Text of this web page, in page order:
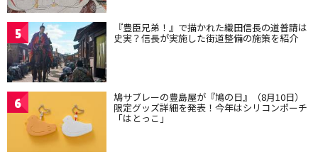
5 『豊臣兄弟！』で描かれた織田信長の道普請は
史実？信長が実施した街道整備の施策を紹介
6 鳩サブレーの豊島屋が『鳩の日』（8月10日）
限定グッズ詳細を発表！今年はシリコンポーチ
「はとっこ」